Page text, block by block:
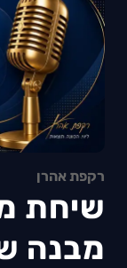
רקפת אהרן